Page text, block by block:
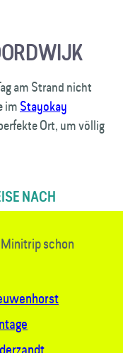
am Strand nicht
im Stayokay
Ort, um völlig
NACH
schon